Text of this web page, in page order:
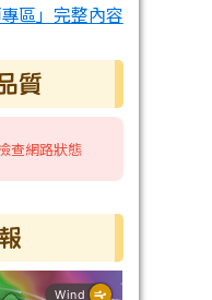
區」完整內容
質
查網路狀態